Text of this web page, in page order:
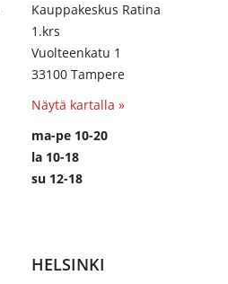
Kauppakeskus Ratina
1.krs
Vuolteenkatu 1
33100 Tampere
Näytä kartalla »
ma-pe 10-20
la 10-18
su 12-18
HELSINKI